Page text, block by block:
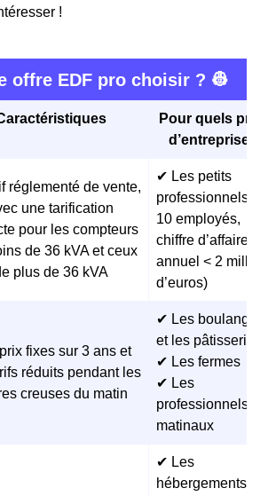
!
offre EDF pro choisir ? 👷
Pour quels
d’entreprises
réglementé de vente,
une tarification
pour les compteurs
de 36 kVA et ceux
plus de 36 kVA
✔ Les petits
professionnels (<
10 employés,
chiffre d’affaires
annuel < 2
d’euros)
fixes sur 3 ans et
réduits pendant les
creuses du matin
✔ Les
et les pâtisseries
✔ Les fermes
✔ Les
professionnels
matinaux
✔ Les
hébergements